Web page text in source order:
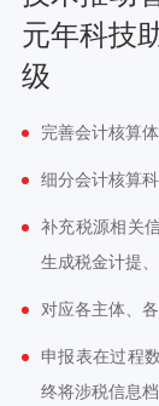
元年科技
级
完善会计核算
细分会计核算
补充税源相关
生成税金计提
对应各主体、
申报表在过程
终将涉税信息